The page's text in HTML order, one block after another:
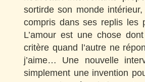
sortirde son monde
compris dans ses replis les
L’amour est une chose
critère quand l’autre ne
j’aime… Une nouvelle
simplement une invention